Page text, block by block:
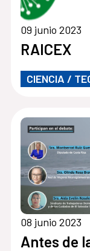
09 junio 2023
RAICEX
CIENCIA /
08 junio 2023
Antes de